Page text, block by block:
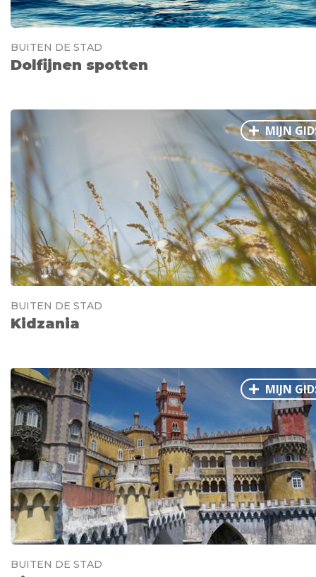
BUITEN DE STAD
Dolfijnen spotten
MIJN
BUITEN DE STAD
Kidzania
MIJN
BUITEN DE STAD